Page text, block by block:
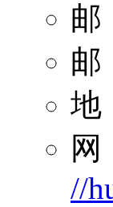
邮
邮
地
//